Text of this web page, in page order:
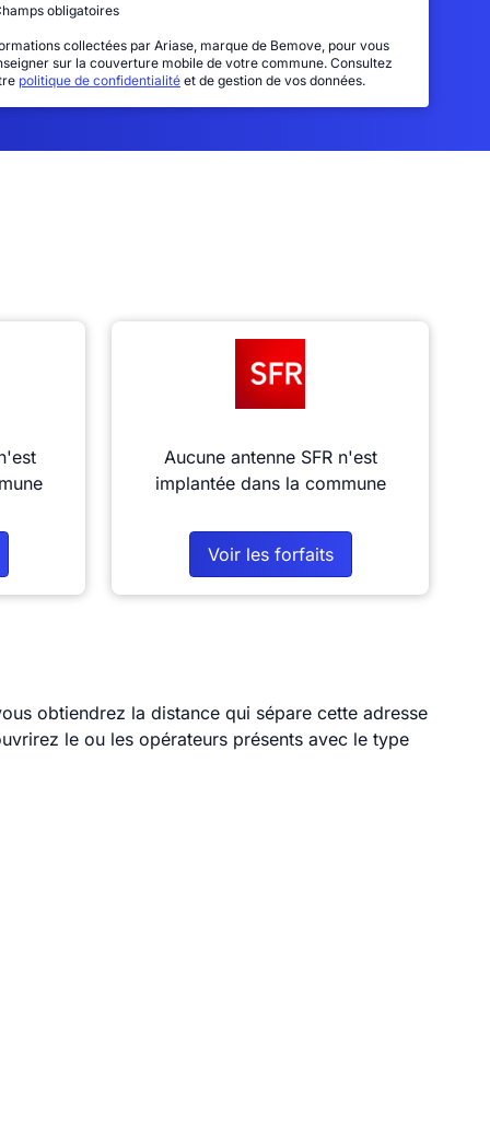
obligatoires
collectées par Ariase, marque de Bemove, pour vous
sur la couverture mobile de votre commune. Consultez
politique de confidentialité et de gestion de vos données.
Aucune antenne SFR n'est
implantée dans la commune
Voir les forfaits
obtiendrez la distance qui sépare cette adresse
le ou les opérateurs présents avec le type